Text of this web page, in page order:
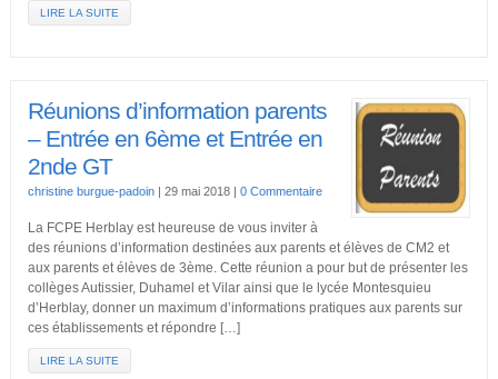
LIRE LA SUITE
Réunions d’information parents
– Entrée en 6ème et Entrée en
2nde GT
christine burgue-padoin| 29 mai 2018 | 0 Commentaire
La FCPE Herblay est heureuse de vous inviter à
des réunions d’information destinées aux parents et élèves de CM2 et
aux parents et élèves de 3ème. Cette réunion a pour but de présenter les
collèges Autissier, Duhamel et Vilar ainsi que le lycée Montesquieu
d’Herblay, donner un maximum d’informations pratiques aux parents sur
ces établissements et répondre […]
LIRE LA SUITE